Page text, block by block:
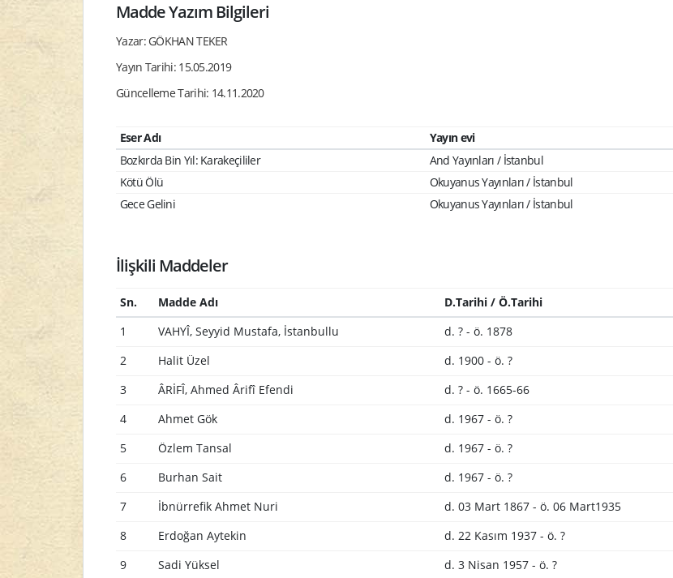
Madde Yazım Bilgileri
Yazar: GÖKHAN TEKER
Yayın Tarihi: 15.05.2019
Güncelleme Tarihi: 14.11.2020
Eser Adı Yayın evi
Bozkırda Bin Yıl: Karakeçililer
And Yayınları / İstanbul
Kötü Ölü
Okuyanus Yayınları / İstanbul
Gece Gelini
Okuyanus Yayınları / İstanbul
İlişkili Maddeler
Sn. Madde Adı D.Tarihi / Ö.Tarihi
1
VAHYÎ, Seyyid Mustafa, İstanbullu d. ? - ö. 1878
2 Halit Üzel d. 1900 - ö. ?
3 ÂRİFÎ, Ahmed Ârifî Efendi d. ? - ö. 1665-66
4 Ahmet Gök d. 1967 - ö. ?
5 Özlem Tansal d. 1967 - ö. ?
6 Burhan Sait d. 1967 - ö. ?
7 İbnürrefik Ahmet Nuri d. 03 Mart 1867 - ö. 06 Mart1935
8 Erdoğan Aytekin d. 22 Kasım 1937 - ö. ?
9 Sadi Yüksel d. 3 Nisan 1957 - ö. ?